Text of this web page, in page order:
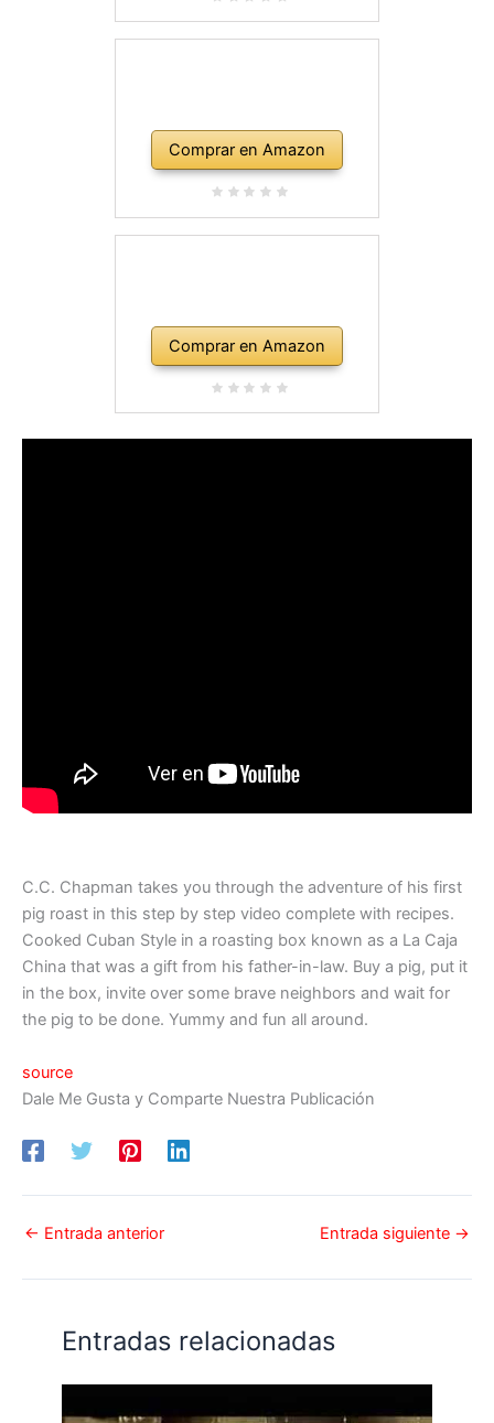
Comprar en Amazon
Comprar en Amazon
C.C. Chapman takes you through the adventure of his first
pig roast in this step by step video complete with recipes.
Cooked Cuban Style in a roasting box known as a La Caja
China that was a gift from his father-in-law. Buy a pig, put it
in the box, invite over some brave neighbors and wait for
the pig to be done. Yummy and fun all around.
source
Dale Me Gusta y Comparte Nuestra Publicación
← Entrada anterior Entrada siguiente →
Entradas relacionadas